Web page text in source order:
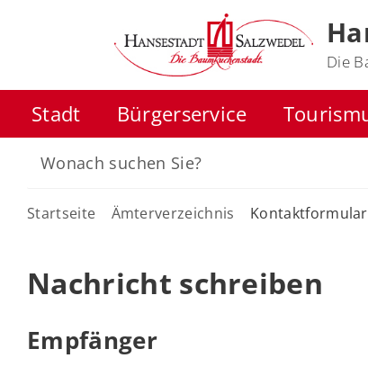
Die
Stadt Bürgerservice
Startseite Ämterverzeichnis Kontaktformular
Nachricht schreiben
Empfänger